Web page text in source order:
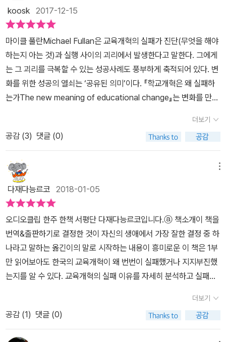
할 수 있는 변화의 의미를 찾아야 한다. 40년 가까운 세월을‘교육변
화의 의미’라는 주제에 천착해온 저자의 통찰이 돋보이는 대목이다.
지도), 신념(도덕적 목적)’에서의 변화를 수반한다. 이는 교육목표를
달성하는 데 가장 기본적이 수단이 된다. 사실, 이 요소들에서 긍정적
인 변화가 없다면 그 변화는 의미가 없는 것이나 마찬가지다. 저자는
기존의 전통적인 학습 방식과 내용으로는 더 이상 학생들을 수업에
몰입시키는 것이 불가능하다고 설파하며, 학습자 중심의 개별화 수업
과 인지과학의 최신 연구를 반영할 것, 깊이 있는 학습을 위한 새로운
교수법(New Pedagogies for Deep Learning, NPDL)의 도입
Cs(인성교육-Character education, 시민의식-Citizenship, 협
력-Cooperation, 소통-Communication, 창의력-Creativity, 비
판적 사고-Critical thinking)로 정의하는데, 여기에도 주목할 필요가
있다.‘남보다 좋은 성적을 얻고, 상위권 대학에 입학하는 것’만을 최고
의 가치로 여기는 한국의 학교교육에 시사하는 바가 매우 크다. 교육
의 변화에 성공하려면‘공유된 의미(shared meaning)’와 프로그램
의 일관성도 중요하다. 특히, 구성원 간 의미의 공유는 성공적인 변화
의 핵심요소다. 저자는 교사들 간‘의미의 공유’가 잘 이루어지는 학교
는 끊임없는 성장을 보인다는 연구결과를 제시하며, 이를 위해서는
화를 위해서는 ‘도덕적인 목적(moral purpose)’의 공유와 이의 실
현에 요구되는 ‘지식과 역량(knowledge and skills)’이 원동력이 되
어야 한다고 한다. 교사의 전문성 향상이나 변화에 대한 지식을 갖추
koosk 2017-12-15
마이클 풀란Michael Fullan은 교육개혁의 실패가 진단(무엇을 해야
하는지 아는 것)과 실행 사이의 괴리에서 발생한다고 말한다. 그에게
는 그 괴리를 극복할 수 있는 성공사례도 풍부하게 축적되어 있다. 변
화를 위한 성공의 열쇠는 ‘공유된 의미’이다. 『학교개혁은 왜 실패하
는가The new meaning of educational change』는 변화를 만들
만들어내는 전략서(戰略書)이다. 첫 장에서 “교육변화 역사의 간략
한 소개”를 다루고 있는 이유도 여기에 있을 것이다. 교육변화를 위한
전략과 전술은 풍부하지만, 그건 책을 읽는 독자들에게 맡기고 나는
세 가지로 재구성해보았다. 일명 교육변화를 위한 ‘돌고도는(循環)’
지침. 교육변화의 다면성 이해하기 가장 중요한 첫 단계는 교육변
화의 의미에 관한 것이다. 그간의 실패에서 간과되었던 것이 ‘의미(m
eaning)’이다. 교육변화의 의미란 무엇인가? 변화를 둘러싼 일반적
인 문제, 교사 개개인의 주관적인 의미, 객관적인 교육현실, 그리고 변
화의 공유와 일관성 등 다면적인 측면에서 교육변화의 의미를 살피고
있다. 우선, 학생의 학습이 변화되어야 하는데, 문해력 혹은 학습력 향
상이 목표로 설정되어 있다. 이를 위한 변화의 세 측면은 ‘내용(학습
자료)-방법(교수법)-신념’이다. 풀란은 “의미라는 관점에서 신념․교
수법․학습자료를 분리해서 생각해보는 것은 엄청난 의미를 갖는
다.”(73쪽)고 말한다. 분리해서 생각해보는 것이 중요한 이유는 어디
문제들을 역동적으로 고민할 수 있게 해준다. 이를테면 ‘깊이 있는 학
더보기
공감 (3) 댓글 (0)
다재다능르코 2018-01-05
오디오클립 한주 한책 서평단 다재다능르코입니다.ⓐ 책소개이 책을
번역&출판하기로 결정한 것이 자신의 생애에서 가장 잘한 결정 중 하
나라고 말하는 옮긴이의 말로 시작하는 내용이 흥미로운 이 책은 1부
만 읽어보아도 한국의 교육개혁이 왜 번번이 실패했거나 지지부진했
는지를 알 수 있다. 교육개혁의 실패 이유를 자세히 분석하고 실패를
변화지식, 변화모델 2가지, 3수준개혁, 대규모 개혁의 성공원리, 각
개혁에 소요되는 기간, 교원의 신념과 습관바꾸기 등 세세한 내용들
을 다루고 있어서 교육 변화에 관한 최고의 교과서라는 평은 조금도
더보기
공감 (1) 댓글 (0)